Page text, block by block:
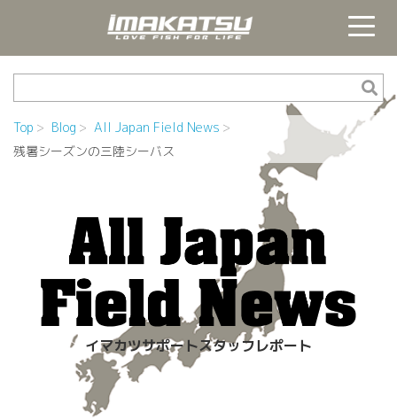
Top Blog
All Japan Field News
残暑シーズンの三陸シーバス
イマカツサポートスタッフレポート